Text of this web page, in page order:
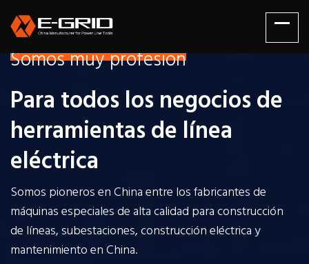
Somos muy profesion
Para todos los negocios de
herramientas de línea
eléctrica
Somos pioneros en China entre los fabricantes de
máquinas especiales de alta calidad para construcción
de líneas, subestaciones, construcción eléctrica y
mantenimiento en China.